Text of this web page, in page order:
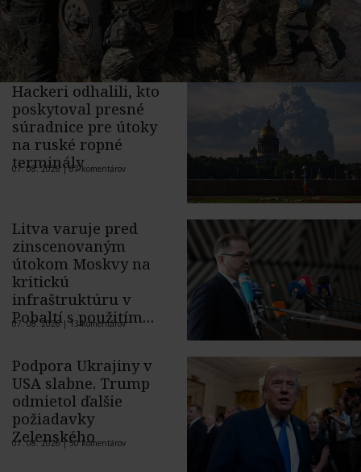
Hackeri odhalili, kto
poskytoval presné
súradnice pre útoky
na ruské ropné
terminály
07. 08. 2026 |67 komentárov
Litva varuje pred
zinscenovaným
útokom Moskvy na
kritickú
infraštruktúru v
Pobaltí s použitím
ukrajinského dronu
07. 08. 2026 |13 komentárov
Podpora Ukrajiny v
USA slabne. Trump
odmietol ďalšie
požiadavky
Zelenského
07. 08. 2026 |50 komentárov